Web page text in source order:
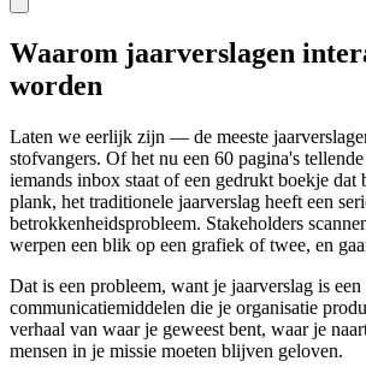
Waarom jaarverslagen
worden
Laten we eerlijk zijn — de meeste
stofvangers. Of het nu een 60 pagina's
iemands inbox staat of een gedrukt boekje dat
plank, het traditionele jaarverslag heeft een
betrokkenheidsprobleem. Stakeholders
werpen een blik op een grafiek of twee, en
Dat is een probleem, want je jaarverslag is
communicatiemiddelen die je organisatie
verhaal van waar je geweest bent, waar je
mensen in je missie moeten blijven geloven.